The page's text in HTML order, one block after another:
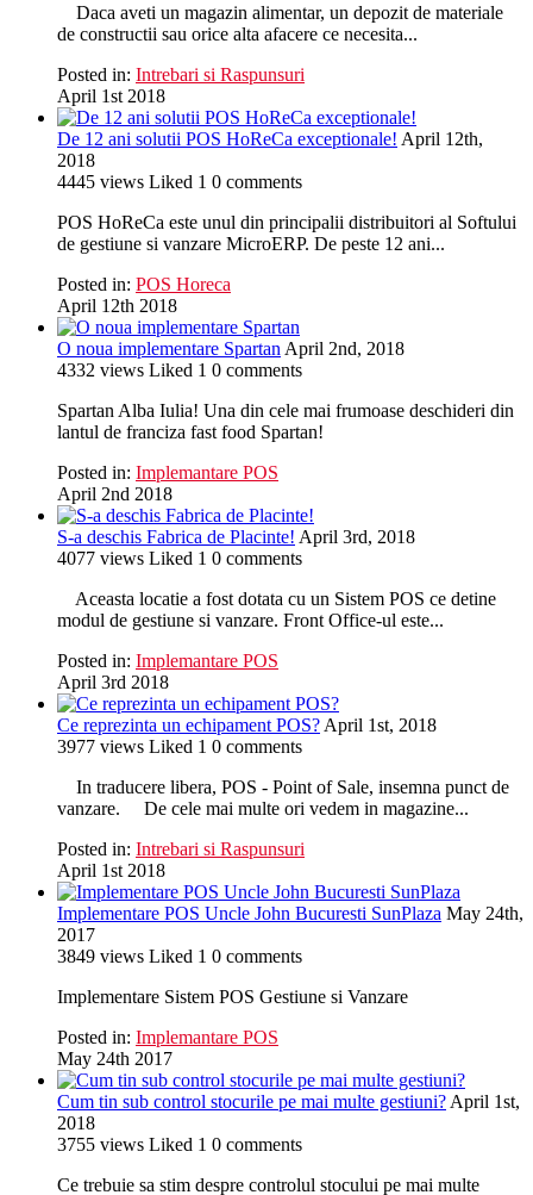
Daca aveti un magazin alimentar, un depozit de materiale
de constructii sau orice alta afacere ce necesita...
Posted in: Intrebari si Raspunsuri
April 1st 2018
De 12 ani solutii POS HoReCa exceptionale! April 12th,
2018
4445 views Liked 1 0 comments
POS HoReCa este unul din principalii distribuitori al Softului
de gestiune si vanzare MicroERP. De peste 12 ani...
Posted in: POS Horeca
April 12th 2018
O noua implementare Spartan April 2nd, 2018
4332 views Liked 1 0 comments
Spartan Alba Iulia! Una din cele mai frumoase deschideri din
lantul de franciza fast food Spartan!
Posted in: Implemantare POS
April 2nd 2018
S-a deschis Fabrica de Placinte! April 3rd, 2018
4077 views Liked 1 0 comments
Aceasta locatie a fost dotata cu un Sistem POS ce detine
modul de gestiune si vanzare. Front Office-ul este...
Posted in: Implemantare POS
April 3rd 2018
Ce reprezinta un echipament POS? April 1st, 2018
3977 views Liked 1 0 comments
In traducere libera, POS - Point of Sale, insemna punct de
vanzare. De cele mai multe ori vedem in magazine...
Posted in: Intrebari si Raspunsuri
April 1st 2018
Implementare POS Uncle John Bucuresti SunPlaza May 24th,
2017
3849 views Liked 1 0 comments
Implementare Sistem POS Gestiune si Vanzare
Posted in: Implemantare POS
May 24th 2017
Cum tin sub control stocurile pe mai multe gestiuni? April 1st,
2018
3755 views Liked 1 0 comments
Ce trebuie sa stim despre controlul stocului pe mai multe